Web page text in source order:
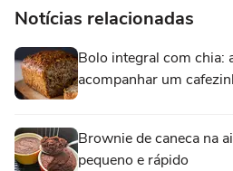
Notícias relacionadas
Bolo integral com chia:
acompanhar um
Brownie de caneca na
pequeno e rápido